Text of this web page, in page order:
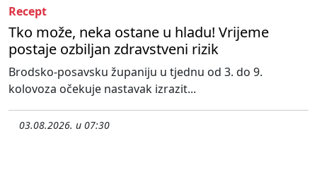
Recept
Tko može, neka ostane u hladu! Vrijeme
postaje ozbiljan zdravstveni rizik
Brodsko-posavsku županiju u tjednu od 3. do 9.
kolovoza očekuje nastavak izrazit...
03.08.2026. u 07:30